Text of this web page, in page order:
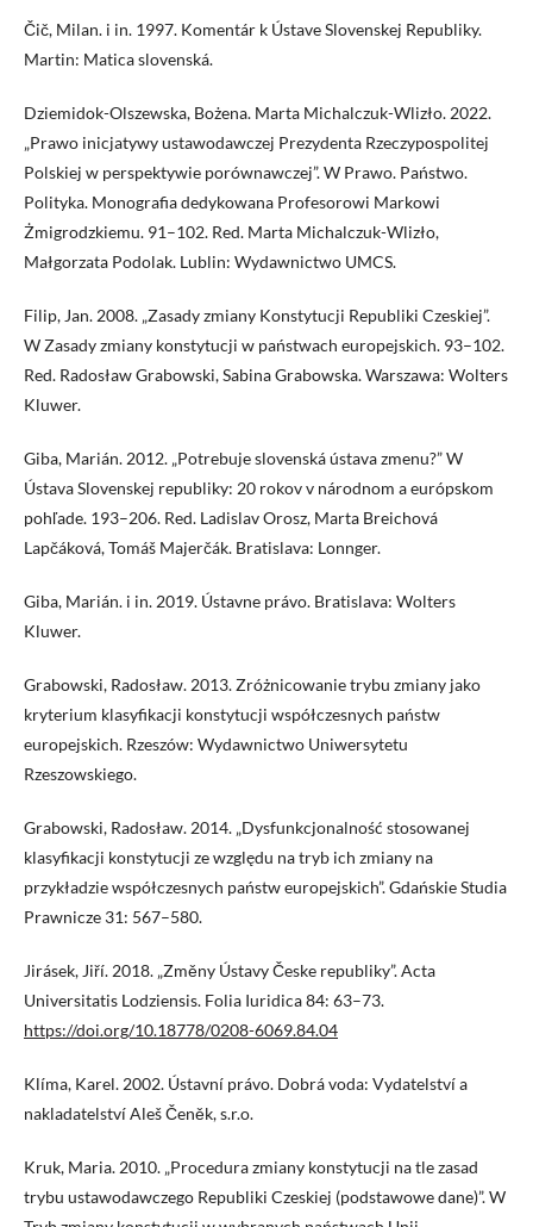
Čič, Milan. i in. 1997. Komentár k Ústave Slovenskej Republiky.
Martin: Matica slovenská.
Dziemidok-Olszewska, Bożena. Marta Michalczuk-Wlizło. 2022.
„Prawo inicjatywy ustawodawczej Prezydenta Rzeczypospolitej
Polskiej w perspektywie porównawczej”. W Prawo. Państwo.
Polityka. Monografia dedykowana Profesorowi Markowi
Żmigrodzkiemu. 91–102. Red. Marta Michalczuk-Wlizło,
Małgorzata Podolak. Lublin: Wydawnictwo UMCS.
Filip, Jan. 2008. „Zasady zmiany Konstytucji Republiki Czeskiej”.
W Zasady zmiany konstytucji w państwach europejskich. 93–102.
Red. Radosław Grabowski, Sabina Grabowska. Warszawa: Wolters
Kluwer.
Giba, Marián. 2012. „Potrebuje slovenská ústava zmenu?” W
Ústava Slovenskej republiky: 20 rokov v národnom a európskom
pohľade. 193–206. Red. Ladislav Orosz, Marta Breichová
Lapčáková, Tomáš Majerčák. Bratislava: Lonnger.
Giba, Marián. i in. 2019. Ústavne právo. Bratislava: Wolters
Kluwer.
Grabowski, Radosław. 2013. Zróżnicowanie trybu zmiany jako
kryterium klasyfikacji konstytucji współczesnych państw
europejskich. Rzeszów: Wydawnictwo Uniwersytetu
Rzeszowskiego.
Grabowski, Radosław. 2014. „Dysfunkcjonalność stosowanej
klasyfikacji konstytucji ze względu na tryb ich zmiany na
przykładzie współczesnych państw europejskich”. Gdańskie Studia
Prawnicze 31: 567–580.
Jirásek, Jiří. 2018. „Změny Ústavy Česke republiky”. Acta
Universitatis Lodziensis. Folia Iuridica 84: 63–73.
https://doi.org/10.18778/0208-6069.84.04
Klíma, Karel. 2002. Ústavní právo. Dobrá voda: Vydatelství a
nakladatelství Aleš Čeněk, s.r.o.
Kruk, Maria. 2010. „Procedura zmiany konstytucji na tle zasad
trybu ustawodawczego Republiki Czeskiej (podstawowe dane)”. W